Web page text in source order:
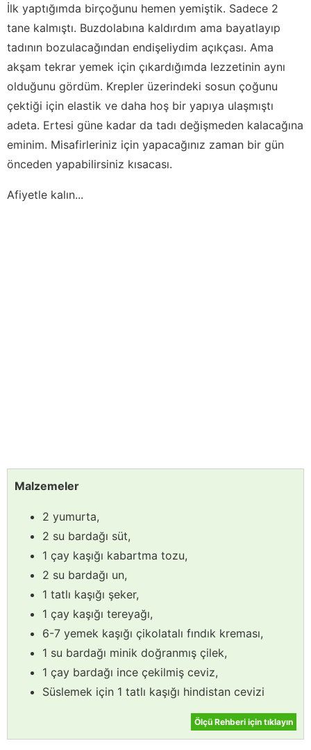
İlk yaptığımda birçoğunu hemen yemiştik. Sadece 2
tane kalmıştı. Buzdolabına kaldırdım ama bayatlayıp
tadının bozulacağından endişeliydim açıkçası. Ama
akşam tekrar yemek için çıkardığımda lezzetinin aynı
olduğunu gördüm. Krepler üzerindeki sosun çoğunu
çektiği için elastik ve daha hoş bir yapıya ulaşmıştı
adeta. Ertesi güne kadar da tadı değişmeden kalacağına
eminim. Misafirleriniz için yapacağınız zaman bir gün
önceden yapabilirsiniz kısacası.
Afiyetle kalın...
Malzemeler
2 yumurta,
2 su bardağı süt,
1 çay kaşığı kabartma tozu,
2 su bardağı un,
1 tatlı kaşığı şeker,
1 çay kaşığı tereyağı,
6-7 yemek kaşığı çikolatalı fındık kreması,
1 su bardağı minik doğranmış çilek,
1 çay bardağı ince çekilmiş ceviz,
Süslemek için 1 tatlı kaşığı hindistan cevizi
Ölçü Rehberi için tıklayın